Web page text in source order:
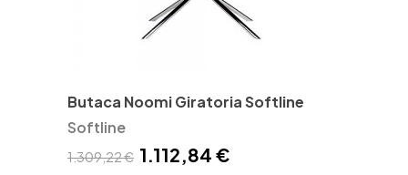
Butaca Noomi Giratoria Softline
Softline
1.309,22 € 1.112,84 €